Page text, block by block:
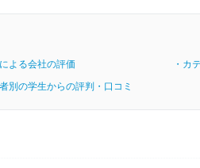
よる会社の評価
・カ
別の学生からの評判・口コミ